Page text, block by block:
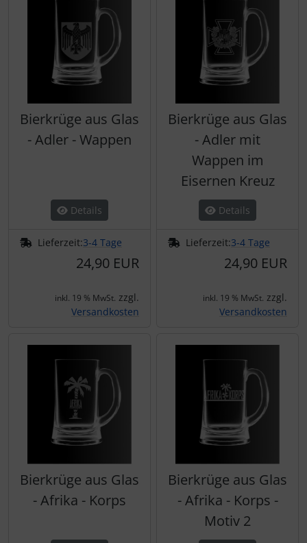
Bierkrüge aus Glas
- Adler - Wappen
Details
Lieferzeit:3-4 Tage
24,90 EUR
inkl. 19 % MwSt. zzgl.
Versandkosten
Bierkrüge aus Glas
- Adler mit
Wappen im
Eisernen Kreuz
Details
Lieferzeit:3-4 Tage
24,90 EUR
inkl. 19 % MwSt. zzgl.
Versandkosten
Bierkrüge aus Glas
- Afrika - Korps
Bierkrüge aus Glas
- Afrika - Korps -
Motiv 2